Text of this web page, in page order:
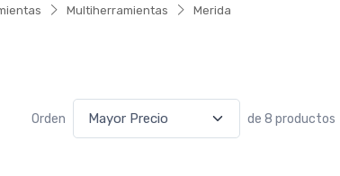
Multiherramientas Merida
Orden de 8 productos